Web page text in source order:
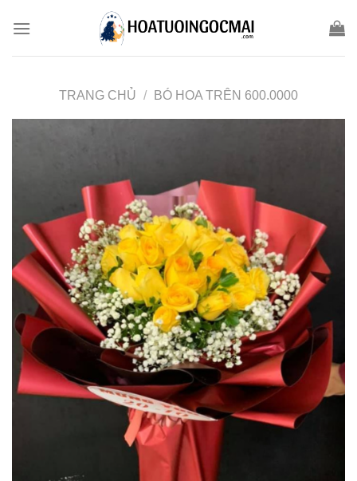
TRANG CHỦ / BÓ HOA TRÊN 600.0000